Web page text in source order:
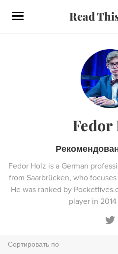
Read
Fedor
Fedor Holz is a German
from Saarbrücken, who
He was ranked by
player in
Сортировать по